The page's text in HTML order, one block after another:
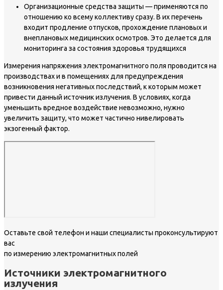
Организационные средства защиты — применяются по
отношению ко всему коллективу сразу. В их перечень
входит продление отпусков, прохождение плановых и
внеплановых медицинских осмотров. Это делается для
мониторинга за состояния здоровья трудящихся
Измерения напряжения электромагнитного поля проводится на
производствах и в помещениях для предупреждения
возникновения негативных последствий, к которым может
привести данный источник излучения. В условиях, когда
уменьшить вредное воздействие невозможно, нужно
увеличить защиту, что может частично нивелировать
экзогенный фактор.
Оставьте свой телефон и наши специалисты проконсультируют
вас
по измерению электромагнитных полей
Источники электромагнитного
излучения